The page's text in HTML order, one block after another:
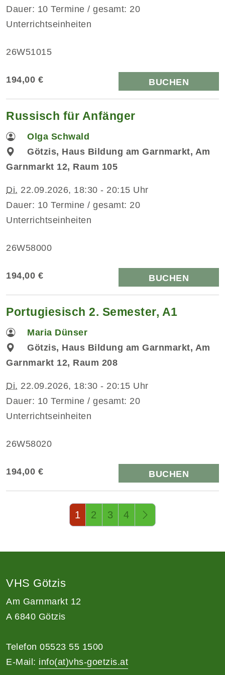
Dauer: 10 Termine / gesamt: 20
Unterrichtseinheiten
26W51015
194,00 € BUCHEN
Russisch für Anfänger
Olga Schwald
Götzis, Haus Bildung am Garnmarkt, Am
Garnmarkt 12, Raum 105
Di. 22.09.2026, 18:30 - 20:15 Uhr
Dauer: 10 Termine / gesamt: 20
Unterrichtseinheiten
26W58000
194,00 € BUCHEN
Portugiesisch 2. Semester, A1
Maria Dünser
Götzis, Haus Bildung am Garnmarkt, Am
Garnmarkt 12, Raum 208
Di. 22.09.2026, 18:30 - 20:15 Uhr
Dauer: 10 Termine / gesamt: 20
Unterrichtseinheiten
26W58020
194,00 € BUCHEN
1 2 3 4
VHS Götzis
Am Garnmarkt 12
A 6840 Götzis
Telefon 05523 55 1500
E-Mail: info(at)vhs-goetzis.at